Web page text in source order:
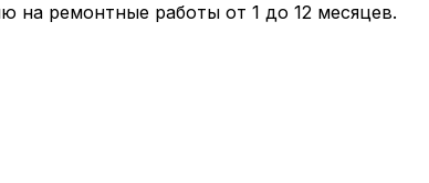
на ремонтные работы от 1 до 12 месяцев.